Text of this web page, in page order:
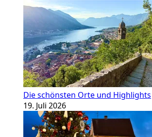
Die schönsten Orte und Highlights
19. Juli 2026